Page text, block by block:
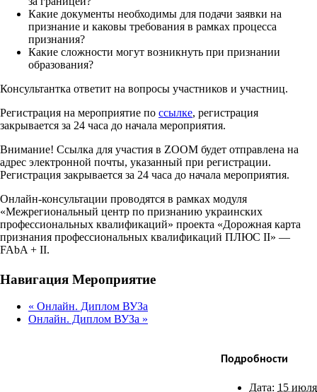
Какие документы необходимы для подачи заявки на
признание и каковы требования в рамках процесса
признания?
Какие сложности могут возникнуть при признании
образования?
Консультантка ответит на вопросы участников и участниц.
Регистрация на мероприятие по ссылке, регистрация
закрывается за 24 часа до начала мероприятия.
Внимание! Ссылка для участия в ZOOM будет отправлена на
адрес электронной почты, указанный при регистрации.
Регистрация закрывается за 24 часа до начала мероприятия.
Онлайн-консультации проводятся в рамках модуля
«Межрегиональный центр по признанию украинских
профессиональных квалификаций» проекта «Дорожная карта
признания профессиональных квалификаций ПЛЮС II» —
FAbA + II.
Facebook
X
Bluesky
Reddit
LinkedIn
WhatsApp
Telegram
Tumblr
Xing
Email
Copy
Навигация Мероприятие
« Онлайн. Диплом ВУЗа
Онлайн. Диплом ВУЗа »
Подробности
Дата: 15 июля